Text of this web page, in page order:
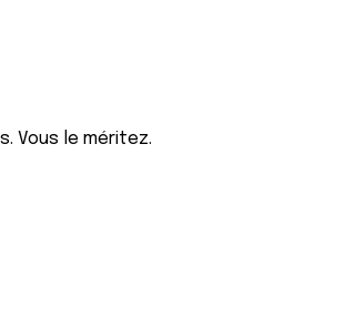
Vous le méritez.